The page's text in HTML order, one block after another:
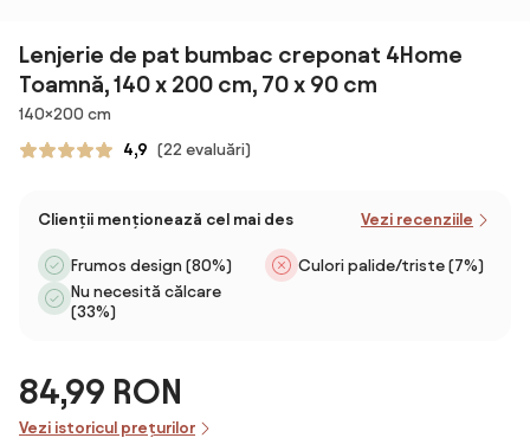
Lenjerie de pat bumbac creponat 4Home
Toamnă, 140 x 200 cm, 70 x 90 cm
Dimensiuni
140×200 cm
4,9 (22 evaluări)
Clienții menționează cel mai des Vezi recenziile
Frumos design (80%)
Nu necesită călcare
(33%)
Culori palide/triste (7%)
84,99 RON
Vezi istoricul prețurilor